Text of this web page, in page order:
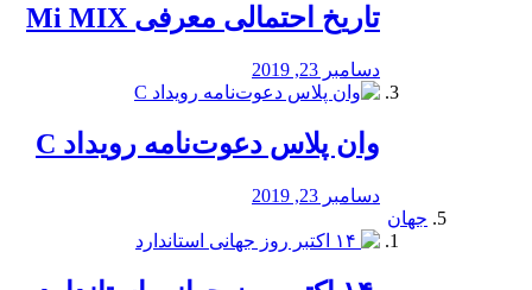
تاریخ احتمالی معرفی Mi MIX
دسامبر 23, 2019
وان پلاس دعوت‌نامه رویداد C
دسامبر 23, 2019
جهان